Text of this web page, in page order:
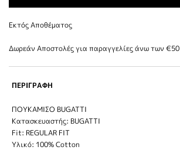
Εκτός Αποθέματος
Δωρεάν Αποστολές για παραγγελίες άνω των €50
ΠΕΡΙΓΡΑΦΗ
ΠΟΥΚΑΜΙΣΟ BUGATTI
Κατασκευαστής: BUGATTI
Fit: REGULAR FIT
Υλικό: 100% Cotton